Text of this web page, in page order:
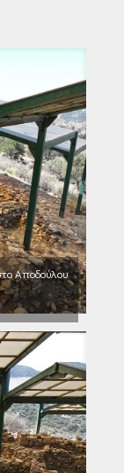
Αποδούλου